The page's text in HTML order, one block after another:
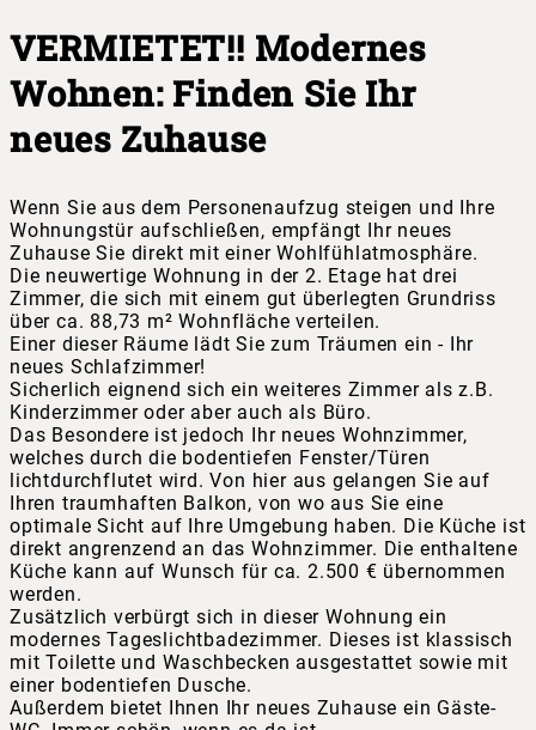
VERMIETET!! Modernes
Wohnen: Finden Sie Ihr
neues Zuhause
Wenn Sie aus dem Personenaufzug steigen und Ihre
Wohnungstür aufschließen, empfängt Ihr neues
Zuhause Sie direkt mit einer Wohlfühlatmosphäre.
Die neuwertige Wohnung in der 2. Etage hat drei
Zimmer, die sich mit einem gut überlegten Grundriss
über ca. 88,73 m² Wohnfläche verteilen.
Einer dieser Räume lädt Sie zum Träumen ein - Ihr
neues Schlafzimmer!
Sicherlich eignend sich ein weiteres Zimmer als z.B.
Kinderzimmer oder aber auch als Büro.
Das Besondere ist jedoch Ihr neues Wohnzimmer,
welches durch die bodentiefen Fenster/Türen
lichtdurchflutet wird. Von hier aus gelangen Sie auf
Ihren traumhaften Balkon, von wo aus Sie eine
optimale Sicht auf Ihre Umgebung haben. Die Küche ist
direkt angrenzend an das Wohnzimmer. Die enthaltene
Küche kann auf Wunsch für ca. 2.500 € übernommen
werden.
Zusätzlich verbürgt sich in dieser Wohnung ein
modernes Tageslichtbadezimmer. Dieses ist klassisch
mit Toilette und Waschbecken ausgestattet sowie mit
einer bodentiefen Dusche.
Außerdem bietet Ihnen Ihr neues Zuhause ein Gäste-